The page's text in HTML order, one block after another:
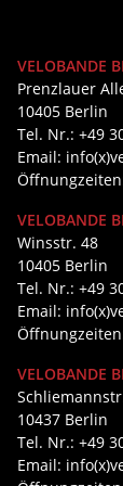
VELOBANDE
Prenzlauer
10405 Berlin
Tel. Nr.: +49
Email:
VELOBANDE
Winsstr. 48
10405 Berlin
Tel. Nr.: +49
Email:
VELOBANDE
10437 Berlin
Tel. Nr.: +49
Email: